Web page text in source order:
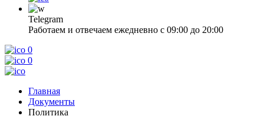
Telegram
Работаем и отвечаем ежедневно с 09:00 до 20:00
0
0
Главная
Документы
Политика